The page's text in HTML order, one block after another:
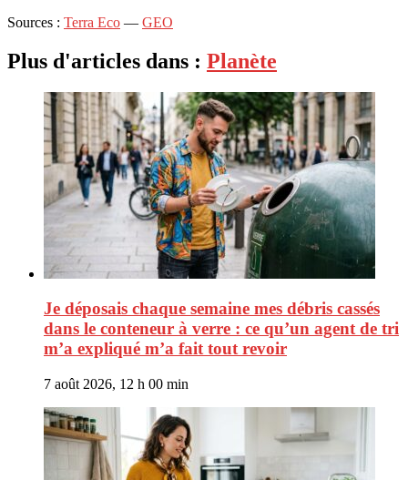
Sources : Terra Eco — GEO
Plus d'articles dans : Planète
Je déposais chaque semaine mes débris cassés
dans le conteneur à verre : ce qu’un agent de tri
m’a expliqué m’a fait tout revoir
7 août 2026, 12 h 00 min